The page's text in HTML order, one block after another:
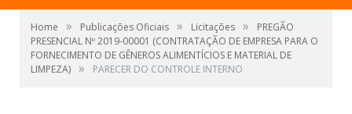
Home » Publicações Oficiais » Licitações »
PREGÃO
PRESENCIAL Nº 2019-00001 (CONTRATAÇÃO DE EMPRESA PARA O
FORNECIMENTO DE GÊNEROS ALIMENTÍCIOS E MATERIAL DE
LIMPEZA) » PARECER DO CONTROLE INTERNO